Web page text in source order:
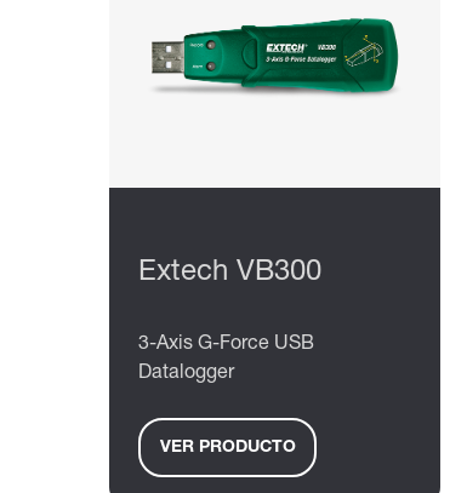
Extech VB300
3-Axis G-Force USB
Datalogger
VER PRODUCTO